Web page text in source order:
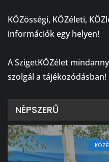
KÖZösségi, KÖZéleti,
információk egy helyen!
A SzigetKÖZélet
szolgál a tájékozódásban!
NÉPSZERŰ